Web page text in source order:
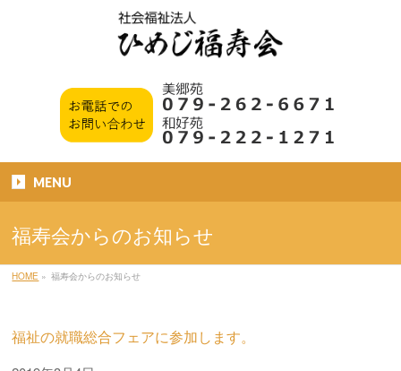
MENU
福寿会からのお知らせ
HOME » 福寿会からのお知らせ
福祉の就職総合フェアに参加します。